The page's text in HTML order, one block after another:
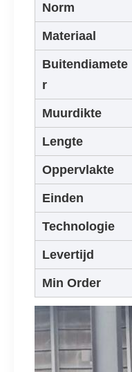
Norm
Materiaal
Buitendiamete
r
Muurdikte
Lengte
Oppervlakte
Einden
Technologie
Levertijd
Min Order